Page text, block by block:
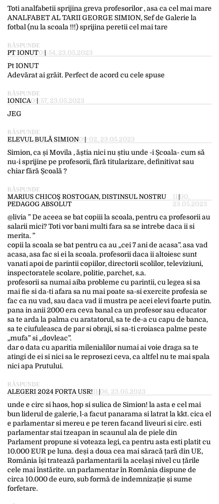
Toti analfabetii sprijina greva profesorilor , asa ca cel mai mare
ANALFABET AL TARII GEORGE SIMION, Sef de Galerie la
fotbal (nu la scoala !!!) sprijina peretii cel mai tare
RĂSPUNDE
PT IONUT08:54, 23.05.2023
Pt IONUT
Adevărat ai grăit. Perfect de acord cu cele spuse
RĂSPUNDE
IONICA08:57, 23.05.2023
JEG
RĂSPUNDE
ELEVUL BULĂ SIMION09:02, 23.05.2023
Simion, ca și Movila , ăștia nici nu știu unde -i Școala- cum să
nu-i sprijine pe profesorii, fără titularizare, definitivat sau
chiar fără Școală ?
RĂSPUNDE
MARIUS CHICOŞ ROSTOGAN, DISTINSUL NOSTRU
PEDAGOG ABSOLUT
11:00,
23.05.2023
@livia ” De aceea se bat copiii la scoala, pentru ca profesorii au
salarii mici? Toti vor bani multi fara sa se intrebe daca ii si
merita. ”
copii la scoala se bat pentru ca au „cei 7 ani de acasa”. asa vad
acasa, asa fac si ei la scoala. profesorii daca ii altoiesc sunt
vanati apoi de parintii copiilor, directorii scolilor, televiziuni,
inspectoratele scolare, politie, parchet, s.a.
profesorii sa numai aiba probleme cu parintii, cu legea si sa
mai fie si da-ti afara sa nu mai poate sa-si exercite profesia se
fac ca nu vad, sau daca vad ii mustra pe acei elevi foarte putin.
pana in anii 2000 era ceva banal ca un profesor sau educator
sa te arda la palma cu aratatorul, sa te de-a cu capu de banca,
sa te ciufuleasca de par si obraji, si sa-ti croiasca palme peste
„mufa” si „dovleac”.
dar o data cu aparitia milenialilor numai ai voie draga sa te
atingi de ei si nici sa le reprosezi ceva, ca altfel nu te mai spala
nici apa Prutului.
RĂSPUNDE
ALEGERI 2024 FORTA USR!11:06, 23.05.2023
unde e circ si haos, hop si sulica de Simion! la asta e cel mai
bun liderul de galerie, l-a facut panarama si latrat la kkt. cica el
e parlamentar si mereu e pe teren facand liveuri si circ. esti
parlamentar stai tzeapan in scaunul ala de piele din
Parlament propune si voteaza legi, ca pentru asta esti platit cu
10.000 EUR pe luna. deși a doua cea mai săracă țară din UE,
România își tratează parlamentarii la același nivel cu țările
cele mai înstărite. un parlamentar în România dispune de
circa 10.000 de euro, sub formă de indemnizație și sume
forfetare.